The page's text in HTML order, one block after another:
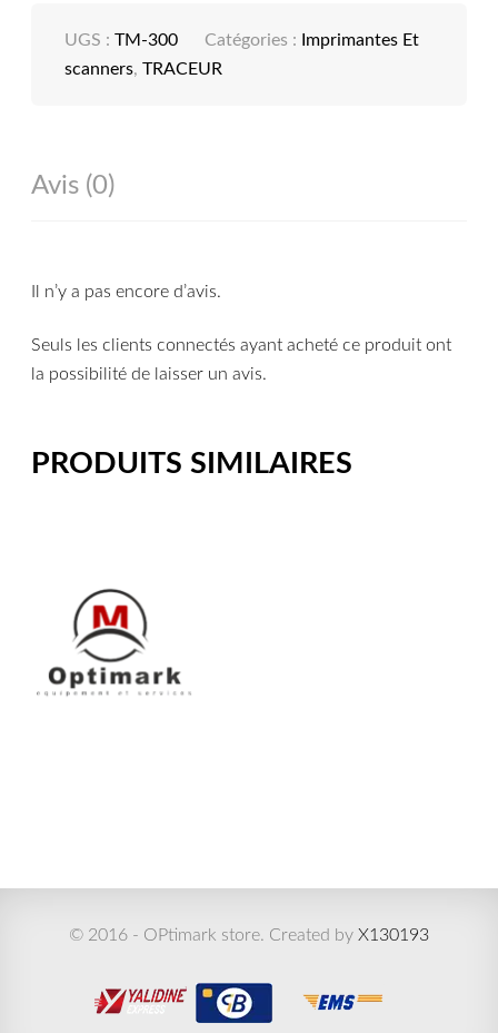
UGS :TM-300 Catégories :
Imprimantes Et
scanners,TRACEUR
Avis (0)
Il n’y a pas encore d’avis.
Seuls les clients connectés ayant acheté ce produit ont
la possibilité de laisser un avis.
PRODUITS SIMILAIRES
© 2016 - OPtimark store. Created by X130193